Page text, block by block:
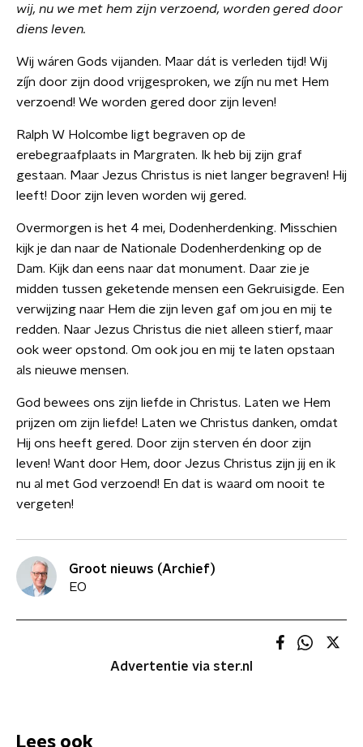
wij, nu we met hem zijn verzoend, worden gered door
diens leven.
Wij wáren Gods vijanden. Maar dát is verleden tijd! Wij
zíjn door zijn dood vrijgesproken, we zíjn nu met Hem
verzoend! We worden gered door zijn leven!
Ralph W Holcombe ligt begraven op de
erebegraafplaats in Margraten. Ik heb bij zijn graf
gestaan. Maar Jezus Christus is niet langer begraven! Hij
leeft! Door zijn leven worden wij gered.
Overmorgen is het 4 mei, Dodenherdenking. Misschien
kijk je dan naar de Nationale Dodenherdenking op de
Dam. Kijk dan eens naar dat monument. Daar zie je
midden tussen geketende mensen een Gekruisigde. Een
verwijzing naar Hem die zijn leven gaf om jou en mij te
redden. Naar Jezus Christus die niet alleen stierf, maar
ook weer opstond. Om ook jou en mij te laten opstaan
als nieuwe mensen.
God bewees ons zijn liefde in Christus. Laten we Hem
prijzen om zijn liefde! Laten we Christus danken, omdat
Hij ons heeft gered. Door zijn sterven én door zijn
leven! Want door Hem, door Jezus Christus zijn jij en ik
nu al met God verzoend! En dat is waard om nooit te
vergeten!
Groot nieuws (Archief)
EO
Advertentie via ster.nl
Lees ook